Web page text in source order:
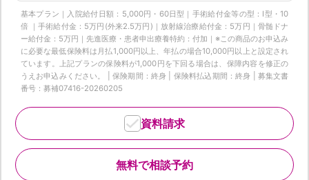
基本プラン｜入院給付日額：5,000円・60日型｜手術給付金等の型：Ⅰ型・10
倍 ｜手術給付金：5万円(外来2.5万円)｜放射線治療給付金：5万円｜骨髄ドナ
ー給付金：5万円｜先進医療・患者申出療養特約：付加｜※この商品のお申込み
に必要な最低保険料は月払1,000円以上、年払の場合10,000円以上と設定され
ています。上記プランの保険料が1,000円を下回る場合は、保障内容を修正の
うえお申込みください。 | 保険期間：終身 | 保険料払込期間：終身 | 募集文書
番号：募補07416-20260205
無料で相談予約
資料請求